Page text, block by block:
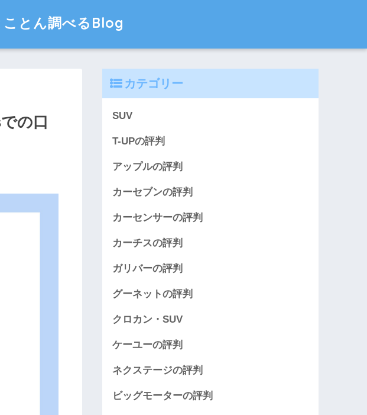
とん調べるBlog
の口
カテゴリー
SUV
T-UPの評判
アップルの評判
カーセブンの評判
カーセンサーの評判
カーチスの評判
ガリバーの評判
グーネットの評判
クロカン・SUV
ケーユーの評判
ネクステージの評判
ビッグモーターの評判